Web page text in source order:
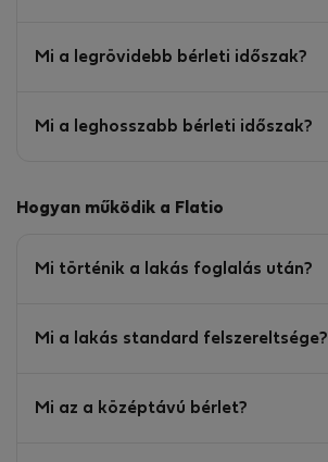
Mi a legrövidebb bérleti időszak?
Mi a leghosszabb bérleti időszak?
Hogyan működik a Flatio
Mi történik a lakás foglalás után?
Mi a lakás standard felszereltsége?
Mi az a középtávú bérlet?